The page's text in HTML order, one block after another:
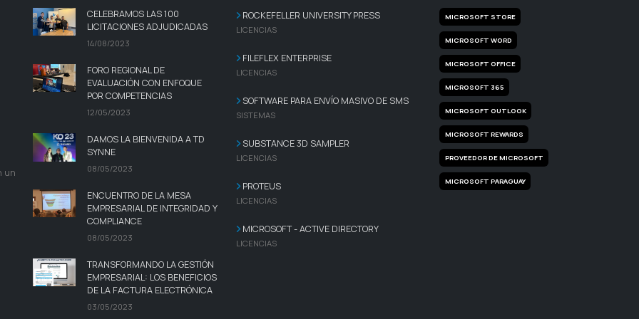
un
CELEBRAMOS LAS 100
LICITACIONES ADJUDICADAS
14/08/2023
FORO REGIONAL DE
EVALUACIÓN CON ENFOQUE
POR COMPETENCIAS
12/05/2023
DAMOS LA BIENVENIDA A TD
SYNNE
08/05/2023
ENCUENTRO DE LA MESA
EMPRESARIAL DE INTEGRIDAD Y
COMPLIANCE
08/05/2023
TRANSFORMANDO LA GESTIÓN
EMPRESARIAL: LOS BENEFICIOS
DE LA FACTURA ELECTRÓNICA
03/05/2023
ROCKEFELLER UNIVERSITY PRESS
LICENCIAS
FILEFLEX ENTERPRISE
LICENCIAS
SOFTWARE PARA ENVÍO MASIVO DE SMS
SISTEMAS
SUBSTANCE 3D SAMPLER
LICENCIAS
PROTEUS
LICENCIAS
MICROSOFT - ACTIVE DIRECTORY
LICENCIAS
MICROSOFT STORE
MICROSOFT WORD
MICROSOFT OFFICE
MICROSOFT 365
MICROSOFT OUTLOOK
MICROSOFT REWARDS
PROVEEDOR DE MICROSOFT
MICROSOFT PARAGUAY